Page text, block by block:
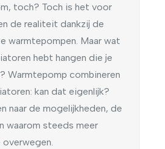
toch? Toch is het voor
de realiteit dankzij de
warmtepompen. Maar wat
hebt hangen die je
Warmtepomp combineren
kan dat eigenlijk?
naar de mogelijkheden, de
waarom steeds meer